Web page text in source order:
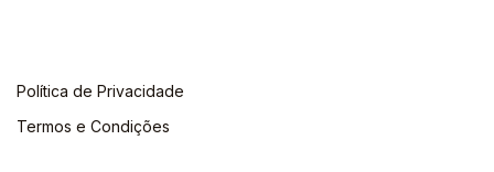
Política de Privacidade
Termos e Condições